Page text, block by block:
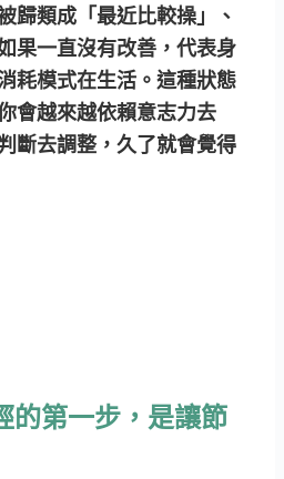
歸類成「最近比較操」、
果一直沒有改善，代表身
耗模式在生活。這種狀態
會越來越依賴意志力去
斷去調整，久了就會覺得
的第一步，是讓節